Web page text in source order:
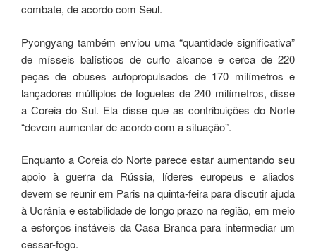
combate, de acordo com Seul.
Pyongyang também enviou uma “quantidade significativa”
de mísseis balísticos de curto alcance e cerca de 220
peças de obuses autopropulsados ​​de 170 milímetros e
lançadores múltiplos de foguetes de 240 milímetros, disse
a Coreia do Sul. Ela disse que as contribuições do Norte
“devem aumentar de acordo com a situação”.
Enquanto a Coreia do Norte parece estar aumentando seu
apoio à guerra da Rússia, líderes europeus e aliados
devem se reunir em Paris na quinta-feira para discutir ajuda
à Ucrânia e estabilidade de longo prazo na região, em meio
a esforços instáveis ​​da Casa Branca para intermediar um
cessar-fogo.